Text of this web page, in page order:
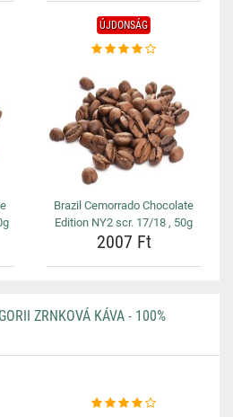
ÚJDONSÁG
Brazil Cemorrado Chocolate
Edition NY2 scr. 17/18 , 50g
2007 Ft
ZRNKOVÁ KÁVA - 100%